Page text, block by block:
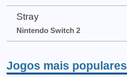
Stray
Nintendo Switch 2
Jogos mais populares